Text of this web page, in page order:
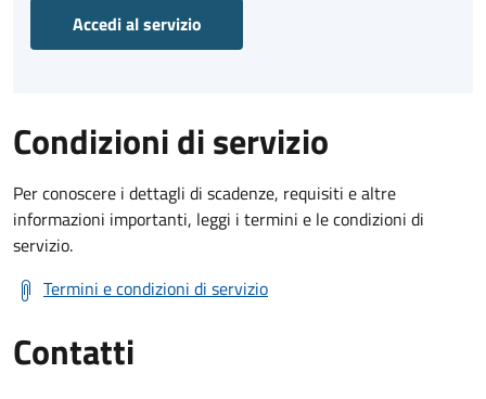
Accedi al servizio
Condizioni di servizio
Per conoscere i dettagli di scadenze, requisiti e altre
informazioni importanti, leggi i termini e le condizioni di
servizio.
Termini e condizioni di servizio
Contatti